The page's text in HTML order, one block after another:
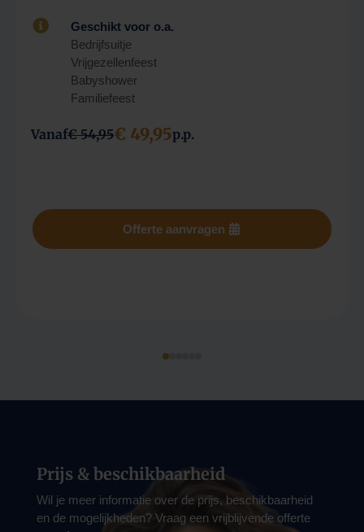

Geschikt voor o.a.
Bedrijfsuitje
Vrijgezellenfeest
Babyshower
Familiefeest
Vanaf€ 54,95€ 49,95p.p.
Offerte aanvragen
Prijs & beschikbaarheid
Wil je meer informatie over de prijs, beschikbaarheid
en de mogelijkheden? Vraag een vrijblijvende offerte